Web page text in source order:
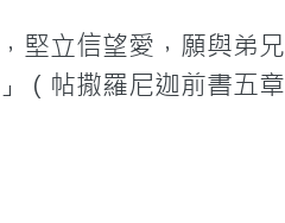
堅立信望愛，願與弟
（帖撒羅尼迦前書五